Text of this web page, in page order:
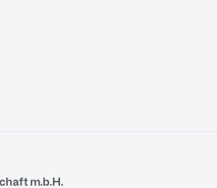
m.b.H.